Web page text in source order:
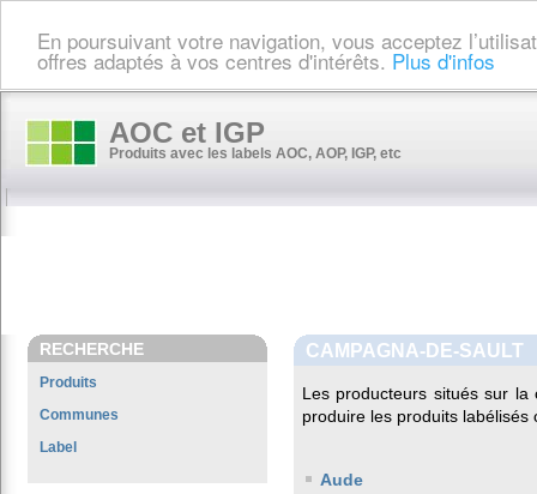
En poursuivant votre navigation, vous acceptez
offres adaptés à vos centres d'intérêts. Plus d'infos
AOC et IGP
Produits avec les labels AOC, AOP, IGP, etc
RECHERCHE
Produits
Communes
Label
CAMPAGNA-DE-SAULT
Les producteurs situés sur
produire les produits labélisés
Aude